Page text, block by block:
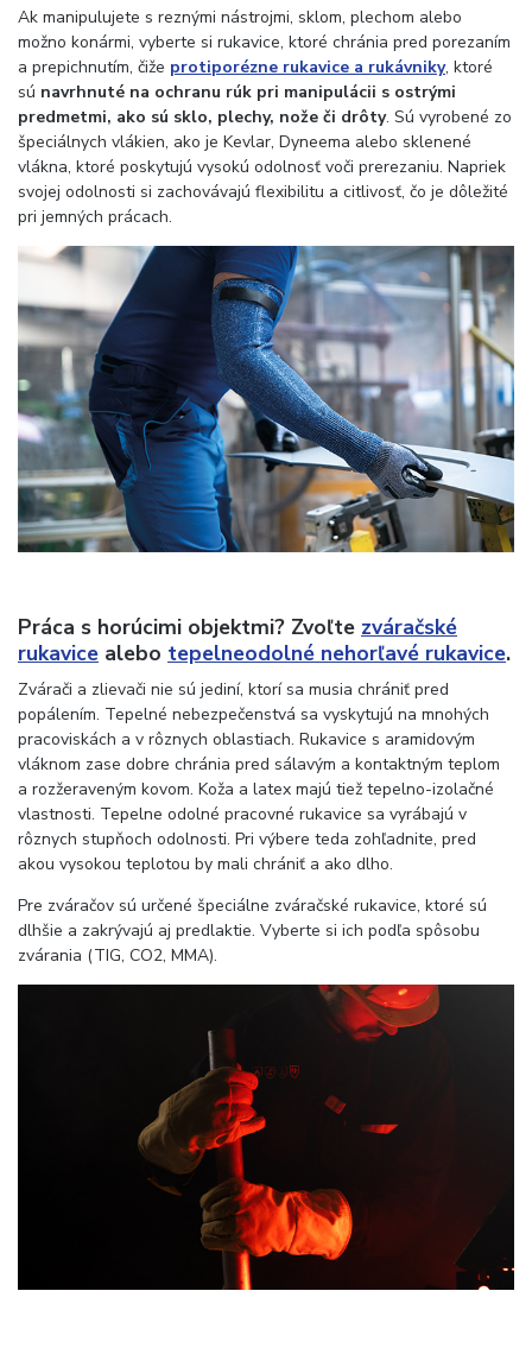
Ak manipulujete s reznými nástrojmi, sklom, plechom alebo
možno konármi, vyberte si rukavice, ktoré chránia pred porezaním
a prepichnutím, čiže protiporézne rukavice a rukávniky, ktoré
sú navrhnuté na ochranu rúk pri manipulácii s ostrými
predmetmi, ako sú sklo, plechy, nože či drôty. Sú vyrobené zo
špeciálnych vlákien, ako je Kevlar, Dyneema alebo sklenené
vlákna, ktoré poskytujú vysokú odolnosť voči prerezaniu. Napriek
svojej odolnosti si zachovávajú flexibilitu a citlivosť, čo je dôležité
pri jemných prácach.
Práca s horúcimi objektmi? Zvoľte zváračské
rukavice alebo tepelneodolné nehorľavé rukavice.
Zvárači a zlievači nie sú jediní, ktorí sa musia chrániť pred
popálením. Tepelné nebezpečenstvá sa vyskytujú na mnohých
pracoviskách a v rôznych oblastiach. Rukavice s aramidovým
vláknom zase dobre chránia pred sálavým a kontaktným teplom
a rozžeraveným kovom. Koža a latex majú tiež tepelno-izolačné
vlastnosti. Tepelne odolné pracovné rukavice sa vyrábajú v
rôznych stupňoch odolnosti. Pri výbere teda zohľadnite, pred
akou vysokou teplotou by mali chrániť a ako dlho.
Pre zváračov sú určené špeciálne zváračské rukavice, ktoré sú
dlhšie a zakrývajú aj predlaktie. Vyberte si ich podľa spôsobu
zvárania (TIG, CO2, MMA).